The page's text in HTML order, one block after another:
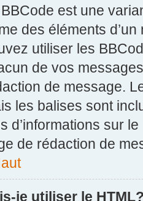
est une
des éléments
utiliser les
de vos
de message.
les balises sont
d’informations sur
de rédaction de
je utiliser le